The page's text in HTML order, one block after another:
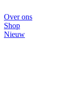
Over ons
Shop
Nieuw